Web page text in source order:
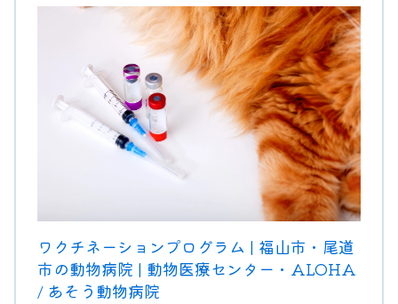
ワクチネーションプログラム | 福山市・尾道
市の動物病院 | 動物医療センター・ALOHA
/ あそう動物病院